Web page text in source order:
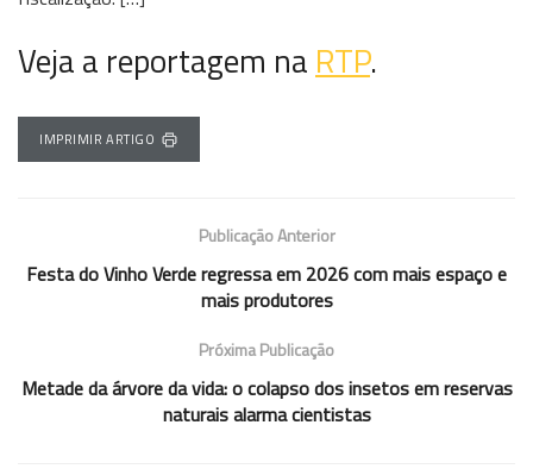
Veja a reportagem naRTP.
IMPRIMIR ARTIGO
Publicação Anterior
Festa do Vinho Verde regressa em 2026 com mais espaço e
mais produtores
Próxima Publicação
Metade da árvore da vida: o colapso dos insetos em reservas
naturais alarma cientistas